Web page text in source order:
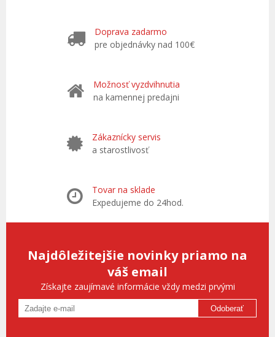
Doprava zadarmo
pre objednávky nad 100€
Možnosť vyzdvihnutia
na kamennej predajni
Zákaznícky servis
a starostlivosť
Tovar na sklade
Expedujeme do 24hod.
Najdôležitejšie novinky priamo na
váš email
Získajte zaujímavé informácie vždy medzi prvými
Odoberať